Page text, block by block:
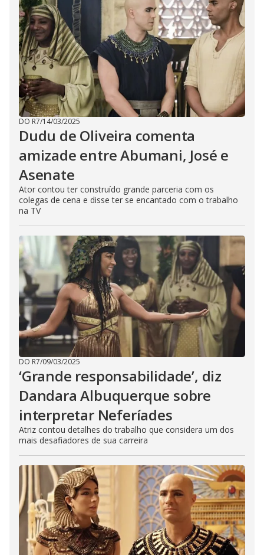
DO R7/14/03/2025
Dudu de Oliveira comenta
amizade entre Abumani, José e
Asenate
Ator contou ter construído grande parceria com os
colegas de cena e disse ter se encantado com o trabalho
na TV
DO R7/09/03/2025
‘Grande responsabilidade’, diz
Dandara Albuquerque sobre
interpretar Neferíades
Atriz contou detalhes do trabalho que considera um dos
mais desafiadores de sua carreira